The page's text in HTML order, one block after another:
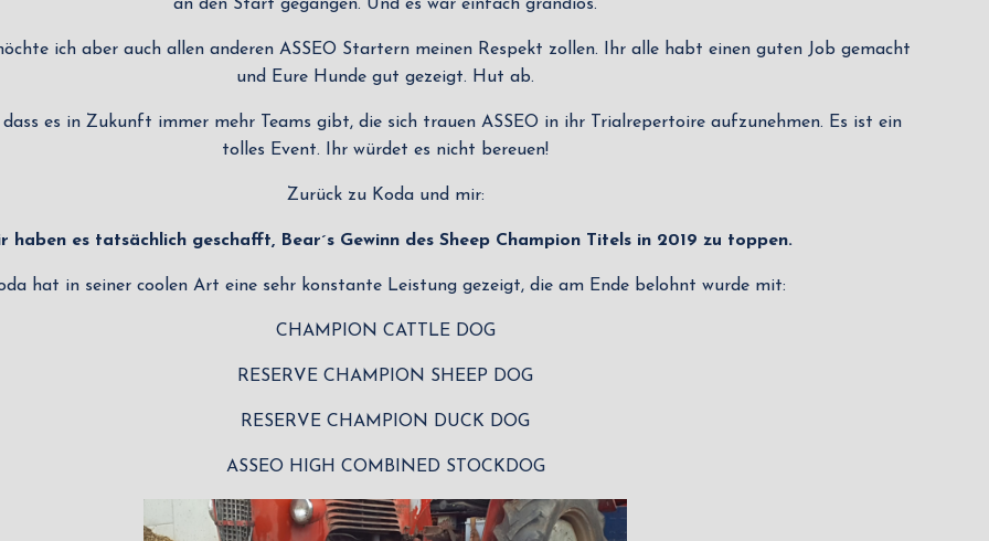
an den Start gegangen. Und es war einfach grandios.
ich aber auch allen anderen ASSEO Startern meinen Respekt zollen. Ihr alle habt einen guten Job gemacht
und Eure Hunde gut gezeigt. Hut ab.
es in Zukunft immer mehr Teams gibt, die sich trauen ASSEO in ihr Trialrepertoire aufzunehmen. Es ist ein
tolles Event. Ihr würdet es nicht bereuen!
Zurück zu Koda und mir:
haben es tatsächlich geschafft, Bear´s Gewinn des Sheep Champion Titels in 2019 zu toppen.
hat in seiner coolen Art eine sehr konstante Leistung gezeigt, die am Ende belohnt wurde mit:
CHAMPION CATTLE DOG
RESERVE CHAMPION SHEEP DOG
RESERVE CHAMPION DUCK DOG
ASSEO HIGH COMBINED STOCKDOG